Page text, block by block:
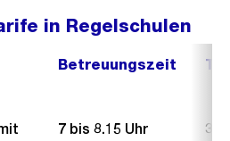
in Regelschulen
Betreuungszeit
7 bis 8.15 Uhr 3.–